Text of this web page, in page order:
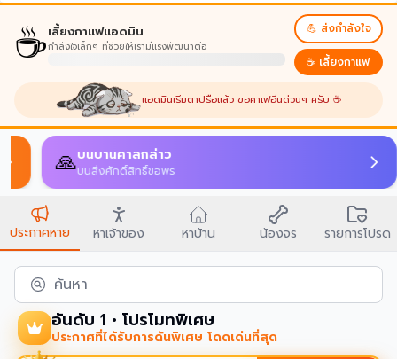
☕เลี้ยงกาแฟแอดมิน
กำลังใจเล็กๆ ที่ช่วยให้เรามีแรงพัฒนาต่อ
💪 ส่งกำลังใจ
☕ เลี้ยงกาแฟ
แอดมินเริ่มตาปรือแล้ว ขอคาเฟอีนด่วนๆ ครับ ☕
🙏บนบานศาลกล่าว
บนสิ่งศักดิ์สิทธิ์ขอพร
ประกาศหาย หาเจ้าของ หาบ้าน น้องจร รายการโปรด
ค้นหา
อันดับ 1 • โปรโมทพิเศษ
ประกาศที่ได้รับการดันพิเศษ โดดเด่นที่สุด